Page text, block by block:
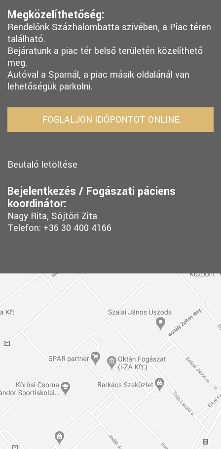
Megközelíthetőség:
Rendelőnk Százhalombatta szívében, a Piac téren
található.
Bejáratunk a piac tér belső területén közelíthető
meg.
Autóval a Sparnál, a piac másik oldalánál van
lehetőségük parkolni.
FOGLALJON IDŐPONTOT ONLINE
Beutaló letöltése
Bejelentkezés / Fogászati páciens
koordinátor:
Nagy Rita, Söjtöri Zita
Telefon: +36 30 400 4166